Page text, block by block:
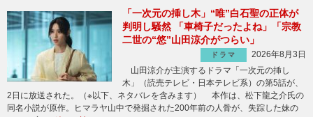
「一次元の挿し木」“唯”白石聖の正体が
判明し騒然 「車椅子だったよね」「宗教
二世の“悠”山田涼介がつらい」
ドラマ
2026年8月3日
山田涼介が主演するドラマ「一次元の挿し
木」（読売テレビ・日本テレビ系）の第5話が、
2日に放送された。（※以下、ネタバレを含みます） 本作は、松下龍之介氏の
同名小説が原作。ヒマラヤ山中で発掘された200年前の人骨が、失踪した妹の